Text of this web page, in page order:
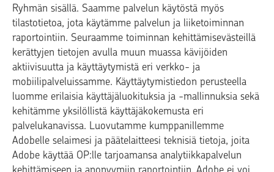
Ryhmän sisällä. Saamme palvelun käytöstä myös
tilastotietoa, jota käytämme palvelun ja liiketoiminnan
raportointiin. Seuraamme toiminnan kehittämisevästeillä
kerättyjen tietojen avulla muun muassa kävijöiden
aktiivisuutta ja käyttäytymistä eri verkko- ja
mobiilipalveluissamme. Käyttäytymistiedon perusteella
luomme erilaisia käyttäjäluokituksia ja -mallinnuksia sekä
kehitämme yksilöllistä käyttäjäkokemusta eri
palvelukanavissa. Luovutamme kumppanillemme
Adobelle selaimesi ja päätelaitteesi teknisiä tietoja, joita
Adobe käyttää OP:lle tarjoamansa analytiikkapalvelun
kehittämiseen ja anonyymiin raportointiin. Adobe ei voi